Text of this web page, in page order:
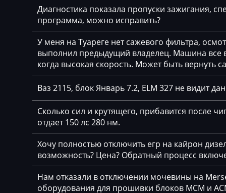
Buhler
BYD
Cadillac
Camc
Case
Caterpillar
CFMoto
Challenger
Changan
Changhe
Bosch MG1
Bosch MG1
Siemens MS41
Siemens MS42
Siemens MS43
Siemens
Siemens MSV7x
Siemens MSV8x
Диагностика показала пропуски зажигания,
программа, можно исправить?
У меня на Туареге нет сажевого фильтра,
выполнил предыдущий владелец. Машина все
когда высокая скорость. Может быть вернуть
Ваз 2115, блок Январь 7.2, ELM 327 не видит
Сколько сил и крутящего, прибавится после
отдает 150 лс 280 нм.
Хочу полностью отключить егр на кайрон
возможность? Цена? Обратный процесс
Нам отказали в отключении мочевины на
оборудования для прошивки блоков MCM и